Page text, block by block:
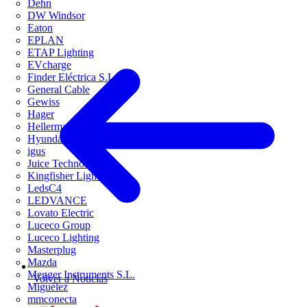
Dehn
DW Windsor
Eaton
EPLAN
ETAP Lighting
EVcharge
Finder Eléctrica S.L.U
General Cable
Gewiss
Hager
HellermannTyton
Hyundai Electric
igus
Juice Technology
Kingfisher Lighting
LedsC4
LEDVANCE
Lovato Electric
Luceco Group
Luceco Lighting
Masterplug
Mazda
Megger Instruments S.L.
Miguélez
mmconecta
Volver a Noticias